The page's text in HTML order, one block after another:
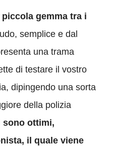
gemma tra i
semplice e dal
una trama
di testare il vostro
dipingendo una sorta
della polizia
sono ottimi,
il quale viene